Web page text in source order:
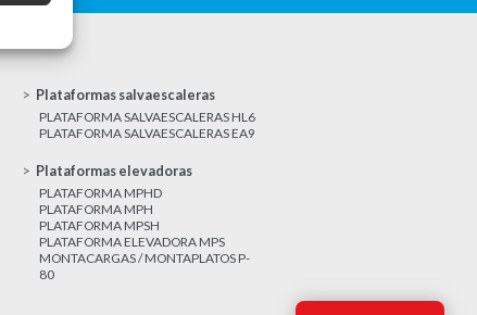
Plataformas salvaescaleras
PLATAFORMA SALVAESCALERAS HL6
PLATAFORMA SALVAESCALERAS EA9
Plataformas elevadoras
PLATAFORMA MPHD
PLATAFORMA MPH
PLATAFORMA MPSH
PLATAFORMA ELEVADORA MPS
MONTACARGAS / MONTAPLATOS P-
80